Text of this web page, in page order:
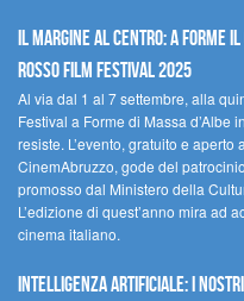
Il margine al centro: a Forme
Rosso Film Festival 2025
Al via dal 1 al 7 settembre, alla
Festival a Forme di Massa d’Albe
resiste. L’evento, gratuito e
CinemAbruzzo, gode del
promosso dal Ministero della
L’edizione di quest’anno mira ad
cinema italiano.
Intelligenza artificiale: i